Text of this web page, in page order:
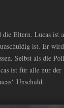
Eltern. Lucas ist
ist. Er
Selbst als die
ist für alle nur der
Unschuld.